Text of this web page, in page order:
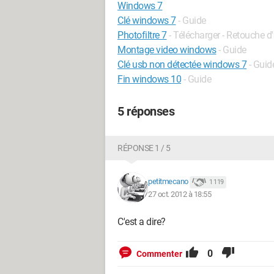
Windows 7
Clé windows 7- Guide
Photofiltre 7- Télécharger - Retouche
Montage video windows- Guide
Clé usb non détectée windows 7 -
Fin windows 10 - Guide
5 réponses
RÉPONSE 1 / 5
petitmecano 1 119
27 oct. 2012 à 18:55
C'est a dire?
Commenter 0